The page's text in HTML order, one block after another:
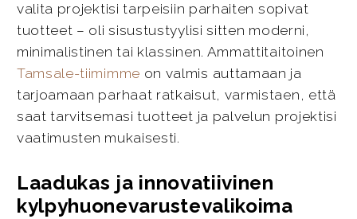
valita projektisi tarpeisiin parhaiten sopivat
tuotteet – oli sisustustyylisi sitten moderni,
minimalistinen tai klassinen. Ammattitaitoinen
Tamsale-tiimimme on valmis auttamaan ja
tarjoamaan parhaat ratkaisut, varmistaen, että
saat tarvitsemasi tuotteet ja palvelun projektisi
vaatimusten mukaisesti.
Laadukas ja innovatiivinen
kylpyhuonevarustevalikoima